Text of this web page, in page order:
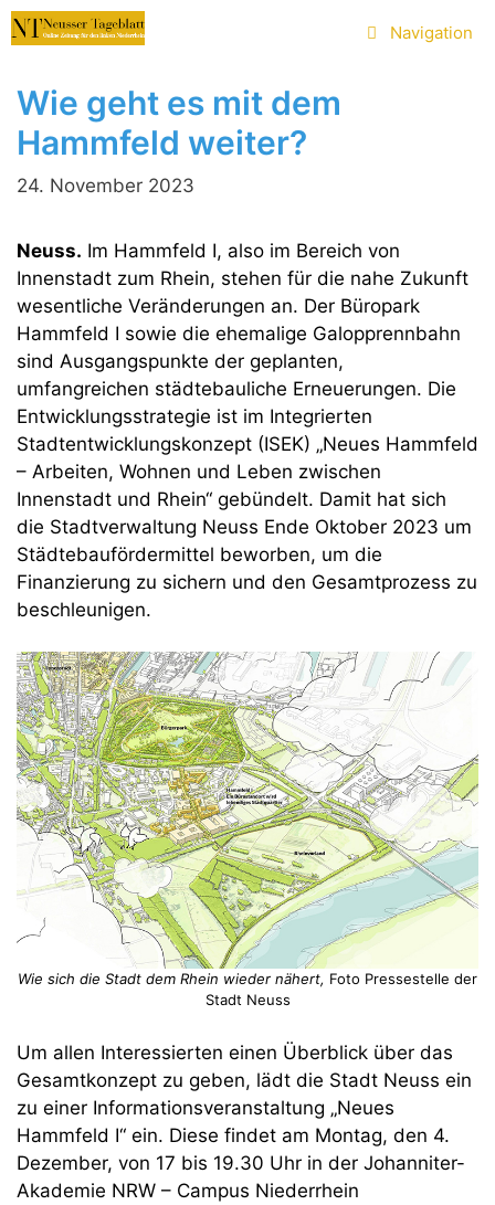
Zum
Inhalt
Navigation
Wie geht es mit dem
Hammfeld weiter?
24. November 2023
Neuss. Im Hammfeld I, also im Bereich von
Innenstadt zum Rhein, stehen für die nahe Zukunft
wesentliche Veränderungen an. Der Büropark
Hammfeld I sowie die ehemalige Galopprennbahn
sind Ausgangspunkte der geplanten,
umfangreichen städtebauliche Erneuerungen. Die
Entwicklungsstrategie ist im Integrierten
Stadtentwicklungskonzept (ISEK) „Neues Hammfeld
– Arbeiten, Wohnen und Leben zwischen
Innenstadt und Rhein“ gebündelt. Damit hat sich
die Stadtverwaltung Neuss Ende Oktober 2023 um
Städtebaufördermittel beworben, um die
Finanzierung zu sichern und den Gesamtprozess zu
beschleunigen.
Wie sich die Stadt dem Rhein wieder nähert, Foto Pressestelle der
Stadt Neuss
Um allen Interessierten einen Überblick über das
Gesamtkonzept zu geben, lädt die Stadt Neuss ein
zu einer Informationsveranstaltung „Neues
Hammfeld I“ ein. Diese findet am Montag, den 4.
Dezember, von 17 bis 19.30 Uhr in der Johanniter-
Akademie NRW – Campus Niederrhein